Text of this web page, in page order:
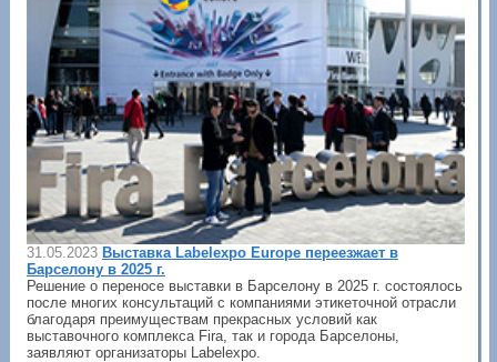
31.05.2023 Выставка Labelexpo Europe переезжает в
Барселону в 2025 г.
Решение о переносе выставки в Барселону в 2025 г. состоялось
после многих консультаций с компаниями этикеточной отрасли
благодаря преимуществам прекрасных условий как
выставочного комплекса Fira, так и города Барселоны,
заявляют организаторы Labelexpo.